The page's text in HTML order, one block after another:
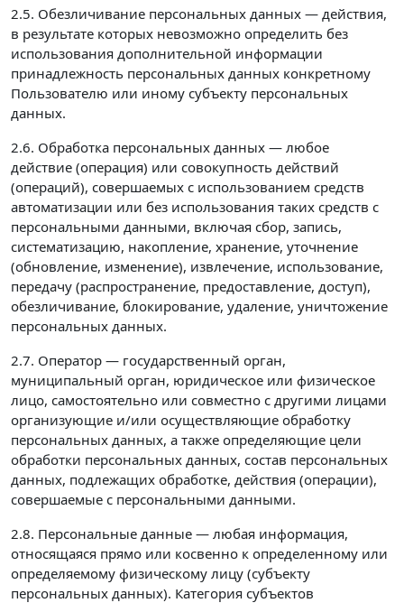
2.5. Обезличивание персональных данных — действия,
в результате которых невозможно определить без
использования дополнительной информации
принадлежность персональных данных конкретному
Пользователю или иному субъекту персональных
данных.
2.6. Обработка персональных данных — любое
действие (операция) или совокупность действий
(операций), совершаемых с использованием средств
автоматизации или без использования таких средств с
персональными данными, включая сбор, запись,
систематизацию, накопление, хранение, уточнение
(обновление, изменение), извлечение, использование,
передачу (распространение, предоставление, доступ),
обезличивание, блокирование, удаление, уничтожение
персональных данных.
2.7. Оператор — государственный орган,
муниципальный орган, юридическое или физическое
лицо, самостоятельно или совместно с другими лицами
организующие и/или осуществляющие обработку
персональных данных, а также определяющие цели
обработки персональных данных, состав персональных
данных, подлежащих обработке, действия (операции),
совершаемые с персональными данными.
2.8. Персональные данные — любая информация,
относящаяся прямо или косвенно к определенному или
определяемому физическому лицу (субъекту
персональных данных). Категория субъектов